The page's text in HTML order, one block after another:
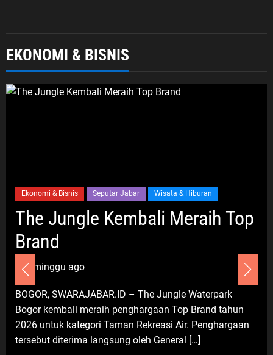
Green Expo Cikampek Kota 2026:
Bukti Nyata KKN UBP Karawang
Menginspirasi
7 Agustus 2026
Pencatutan Nama BAZNAS di
Cikarang Timur, Desak Oknum
Diungkap demi Efek Jera
Dinilai Cemarkan Nama Organisasi
FWJ Indonesia, Pengurus Korwil
Kabupaten Bekasi Laporkan RSP
alias Ros ke Polisi
EKONOMI & BISNIS
Ekonomi & Bisnis Seputar Jabar Wisata & Hiburan
The Jungle Kembali Meraih Top
Brand
1 minggu ago
BOGOR, SWARAJABAR.ID – The Jungle Waterpark
Bogor kembali meraih penghargaan Top Brand tahun
2026 untuk kategori Taman Rekreasi Air. Penghargaan
tersebut diterima langsung oleh General […]